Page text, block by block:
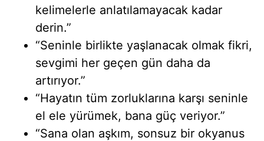
kelimelerle anlatılamayacak kadar
derin.”
“Seninle birlikte yaşlanacak olmak fikri,
sevgimi her geçen gün daha da
artırıyor.”
“Hayatın tüm zorluklarına karşı seninle
el ele yürümek, bana güç veriyor.”
“Sana olan aşkım, sonsuz bir okyanus